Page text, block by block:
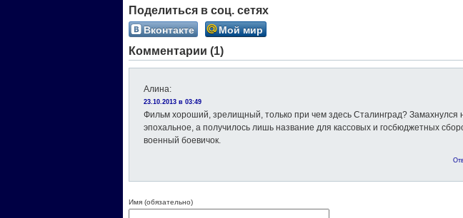
Поделиться в соц. сетях
Вконтакте Мой мир
Комментарии (1)
Алина:
23.10.2013 в 03:49
Фильм хороший, зрелищный, только при чем здесь Сталинград? Замахнулся
эпохальное, а получилось лишь название для кассовых и госбюджетных
военный боевичок.
Имя (обязательно)